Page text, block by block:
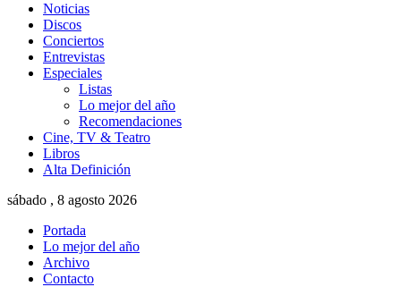
Noticias
Discos
Conciertos
Entrevistas
Especiales
Listas
Lo mejor del año
Recomendaciones
Cine, TV & Teatro
Libros
Alta Definición
sábado , 8 agosto 2026
Portada
Lo mejor del año
Archivo
Contacto